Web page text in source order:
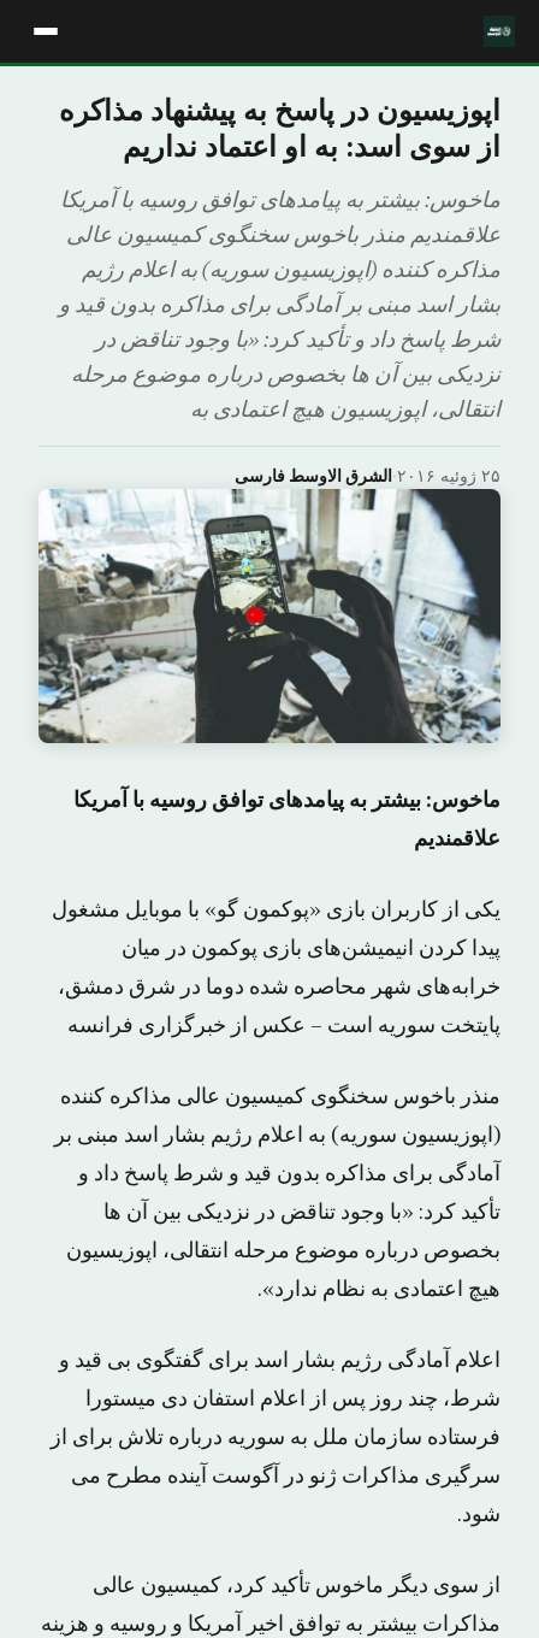
اپوزیسیون در پاسخ به پیشنهاد مذاکره
از سوی اسد: به او اعتماد نداریم
ماخوس: بیشتر به پیامدهای توافق روسیه با آمریکا
علاقمندیم منذر باخوس سخنگوی کمیسیون عالی
مذاکره کننده (اپوزیسیون سوریه) به اعلام رژیم
بشار اسد مبنی بر آمادگی برای مذاکره بدون قید و
شرط پاسخ داد و تأکید کرد: «با وجود تناقض در
نزدیکی بین آن ها بخصوص درباره موضوع مرحله
انتقالی، اپوزیسیون هیچ اعتمادی به
الشرق الاوسط فارسی· ۲۵ ژوئیه ۲۰۱۶
ماخوس: بیشتر به پیامدهای توافق روسیه با آمریکا
علاقمندیم
یکی از کاربران بازی «پوکمون گو» با موبایل مشغول
پیدا کردن انیمیشن‌های بازی پوکمون در میان
خرابه‌های شهر محاصره شده دوما در شرق دمشق،
پایتخت سوریه است – عکس از خبرگزاری فرانسه
منذر باخوس سخنگوی کمیسیون عالی مذاکره کننده
(اپوزیسیون سوریه) به اعلام رژیم بشار اسد مبنی بر
آمادگی برای مذاکره بدون قید و شرط پاسخ داد و
تأکید کرد: «با وجود تناقض در نزدیکی بین آن ها
بخصوص درباره موضوع مرحله انتقالی، اپوزیسیون
هیچ اعتمادی به نظام ندارد».
اعلام آمادگی رژیم بشار اسد برای گفتگوی بی قید و
شرط، چند روز پس از اعلام استفان دی میستورا
فرستاده سازمان ملل به سوریه درباره تلاش برای از
سرگیری مذاکرات ژنو در آگوست آینده مطرح می
شود.
از سوی دیگر ماخوس تأکید کرد، کمیسیون عالی
مذاکرات بیشتر به توافق اخیر آمریکا و روسیه و هزینه